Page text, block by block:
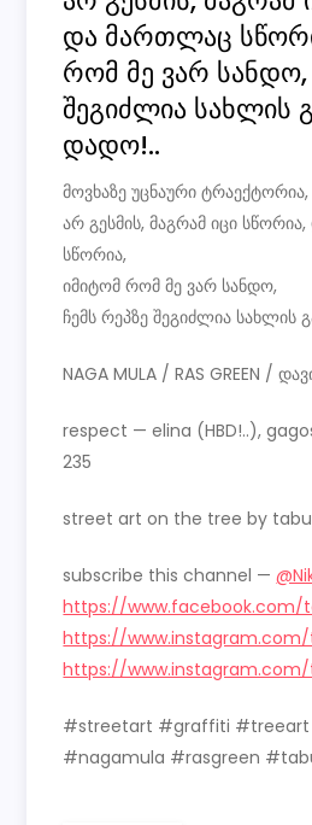
და მართლაც
რომ მე ვარ სანდო,
შეგიძლია სახლის
დადო!..
მოვხაზე უცნაური ტრაექტორია,
არ გესმის, მაგრამ იცი
სწორია,
იმიტომ რომ მე ვარ სანდო,
ჩემს რეპზე შეგიძლია სახლის
NAGA MULA / RAS GREEN /
respect — elina (HBD!..),
235
street art on the tree by
subscribe this channel —
https://www.facebook.com/
https://
https://
#streetart #graffiti
#nagamula #rasgreen